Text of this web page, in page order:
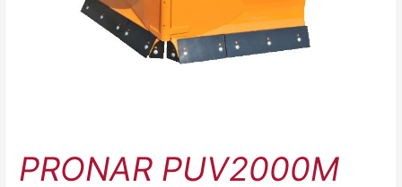
PRONAR PUV2000M